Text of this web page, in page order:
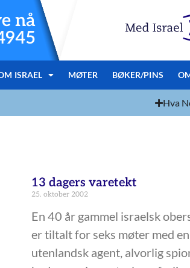
nå
ISRAEL MØTER BØKER/PINS
Hva
13 dagers varetekt
25. oktober 2002
En 40 år gammel israelsk
er tiltalt for seks møter med en
utenlandsk agent, alvorlig